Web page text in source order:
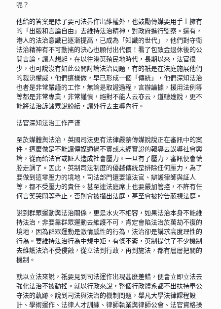
呢？
他給的答案是除了要司法界作出維權外，也鼓勵傳媒要用手上擁有
的「出版和言論自由」去維持法治精神，對政府進行監察。還有，
港人的法治意識已逐漸提高，已成為「知識的世代」，他們對守衛
法治精神有不可動搖的決心也願付出代價！看了包致金退休後的公
開言論，讓人想起，在以往港英殖民地時代，長期以來，法官很
少，也可說沒有如此公開討論法治問題，有的祇是在法庭施展他們
的裁決權威，他們這樣做，早已形成一個「傳統」，他們深知法治
也者是非常嚴謹的工作，無論是取證過程，言辦論據，援用法例等
等都是非常專業，非常謹慎，絕對不能人云亦云，道聽途說，更不
能將法治訴諸眾說紛紜，讓外行去主導內行。
法官深知法治工作严谨
至於媒體與法治，英國司法更有法律嚴禁傳媒說說正在審訊中的案
件，這麼做是不能讓傳媒通過不實或未經實證的報導去誤導社會輿
論，從而給法官或証人造成社會壓力。一旦有了壓力，審訊便會慌
腔走調了。因此，英制司法制度的優越傳統是排除任何壓力，為了
要做到這零壓力的境地，司法部門還要讓法官、辯護律師與証人
等，都不受壓力的責任。甚至連法庭席上也要嚴加管控，不許有任
何言笑哭鬧等舉止，否則會被攆出法庭，甚至會被控告藐視法庭。
說到群眾運動與法治關係，更是水火不相容，如果法治本身不能維
持法治，非要靠群眾運動去維護不可，肯定會陷法治於萬劫不復的
境地，因為群眾運動是激情感性的行為，法治卻是講求高度理性的
行為。要維持法治行為中規中矩，有條不紊，英制提供了不少機制
去維護法治不受侵蝕，從立法到行政，再到施法，都有層層把關的
機制。
就以立法來說，祇要見到司法運作出現甚麼差錯，便會立即立法去
強化法治不被動搖。就以行政來說，整個行政體系都不出扶持奉公
守法的軌跡。說到司法與法治的機制問題，舉凡大學法律課程設
計、學術運作、法律人才訓練、律師執業與律師公會、法官資格操